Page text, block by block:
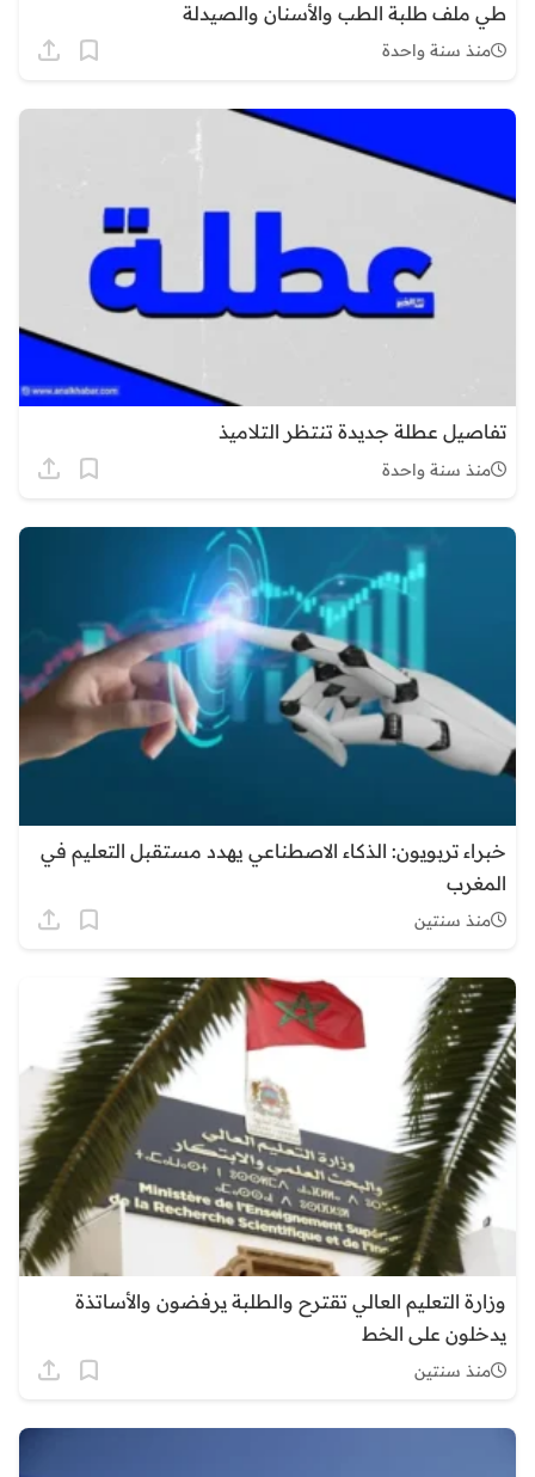
طي ملف طلبة الطب والأسنان والصيدلة
منذ سنة واحدة
تفاصيل عطلة جديدة تنتظر التلاميذ
منذ سنة واحدة
خبراء تربويون: الذكاء الاصطناعي يهدد مستقبل التعليم في
المغرب
منذ سنتين
وزارة التعليم العالي تقترح والطلبة يرفضون والأساتذة
يدخلون على الخط
منذ سنتين